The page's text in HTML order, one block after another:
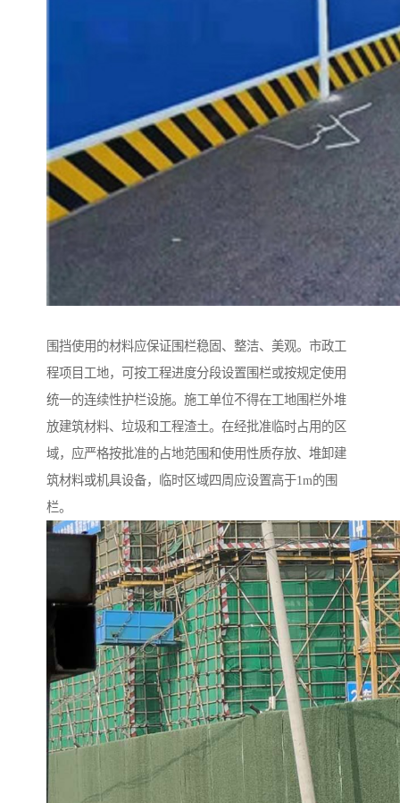
围挡使用的材料应保证围栏稳固、整洁、美观。市政工
程项目工地，可按工程进度分段设置围栏或按规定使用
统一的连续性护栏设施。施工单位不得在工地围栏外堆
放建筑材料、垃圾和工程渣土。在经批准临时占用的区
域，应严格按批准的占地范围和使用性质存放、堆卸建
筑材料或机具设备，临时区域四周应设置高于1m的围
栏。